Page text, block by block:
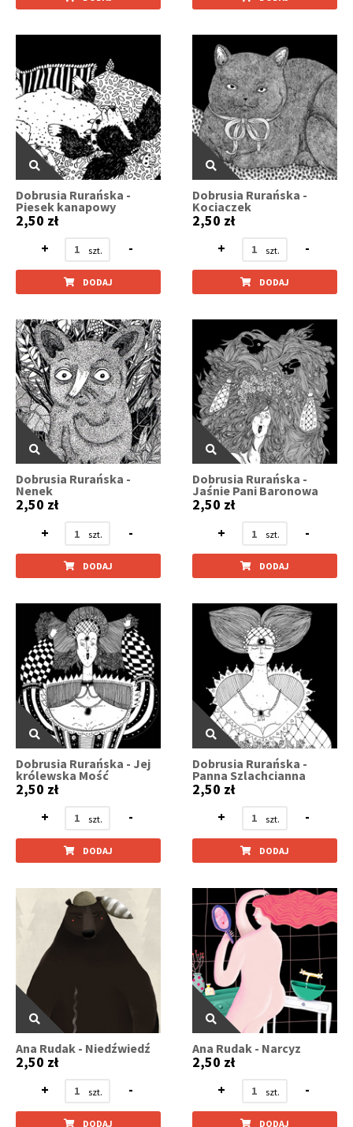
Dobrusia Rurańska -
Piesek kanapowy
2,50 zł
+
-
DODAJ
Dobrusia Rurańska -
Kociaczek
2,50 zł
+
-
DODAJ
Dobrusia Rurańska -
Nenek
2,50 zł
+
-
DODAJ
Dobrusia Rurańska -
Jaśnie Pani Baronowa
2,50 zł
+
-
DODAJ
Dobrusia Rurańska - Jej
królewska Mość
2,50 zł
+
-
DODAJ
Dobrusia Rurańska -
Panna Szlachcianna
2,50 zł
+
-
DODAJ
Ana Rudak - Niedźwiedź
2,50 zł
+
-
DODAJ
Ana Rudak - Narcyz
2,50 zł
+
-
DODAJ